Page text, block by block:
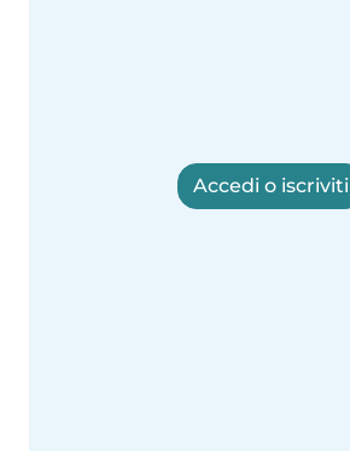
Accedi o iscriviti